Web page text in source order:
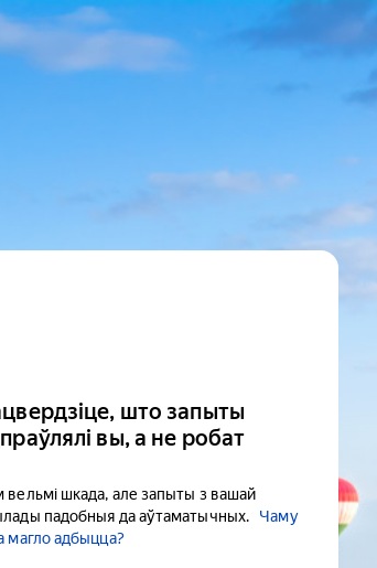
што запыты
вы, а не робат
вельмі шкада, але запыты з вашай
падобныя да аўтаматычных.
Чаму
магло адбыцца?